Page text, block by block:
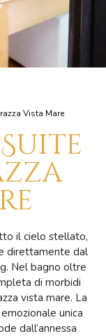
Vista Mare
il cielo stellato,
direttamente dal
Nel bagno oltre
di morbidi
vista mare. La
unica
dall’annessa